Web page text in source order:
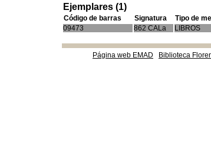
Ejemplares (1)
Código de barras Signatura Tipo de
09473
862 CALa LIBROS
Página web EMAD Biblioteca